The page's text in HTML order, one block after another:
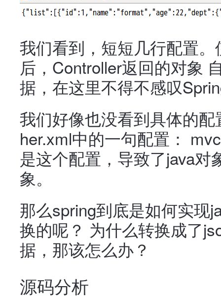
我们看到，短短几行配置
后，Controller返回的对象
据，在这里不得不感叹
我们好像也没看到具体的
her.xml中的一句配置：
是这个配置，导致了java对
象。
那么spring到底是如何实现
换的呢？ 为什么转换成了
据，那该怎么办？
源码分析